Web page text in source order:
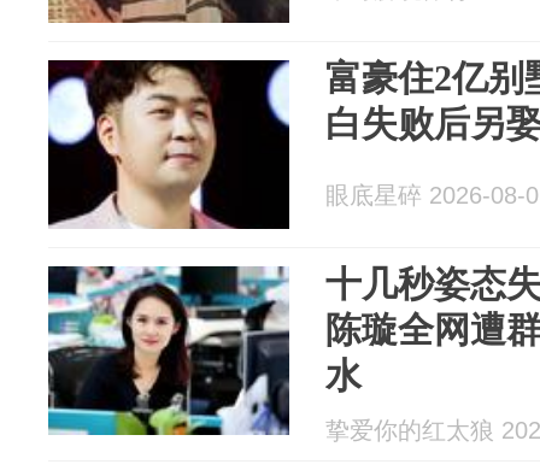
富豪住2亿别
白失败后另
眼底星碎 2026-08-
十几秒姿态
陈璇全网遭
水
挚爱你的红太狼